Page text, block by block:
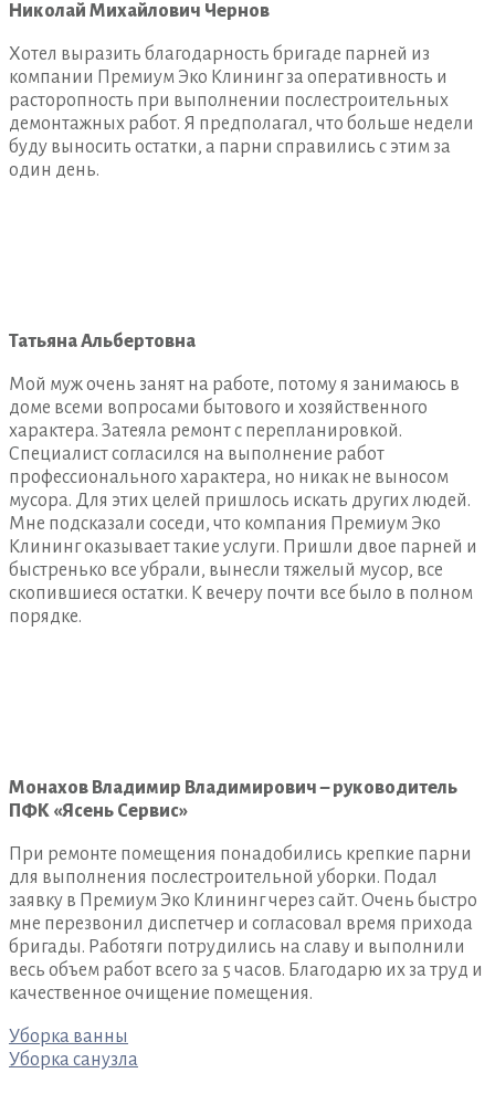
Николай Михайлович Чернов
Хотел выразить благодарность бригаде парней из
компании Премиум Эко Клининг за оперативность и
расторопность при выполнении послестроительных
демонтажных работ. Я предполагал, что больше недели
буду выносить остатки, а парни справились с этим за
один день.
Татьяна Альбертовна
Мой муж очень занят на работе, потому я занимаюсь в
доме всеми вопросами бытового и хозяйственного
характера. Затеяла ремонт с перепланировкой.
Специалист согласился на выполнение работ
профессионального характера, но никак не выносом
мусора. Для этих целей пришлось искать других людей.
Мне подсказали соседи, что компания Премиум Эко
Клининг оказывает такие услуги. Пришли двое парней и
быстренько все убрали, вынесли тяжелый мусор, все
скопившиеся остатки. К вечеру почти все было в полном
порядке.
Монахов Владимир Владимирович – руководитель
ПФК «Ясень Сервис»
При ремонте помещения понадобились крепкие парни
для выполнения послестроительной уборки. Подал
заявку в Премиум Эко Клининг через сайт. Очень быстро
мне перезвонил диспетчер и согласовал время прихода
бригады. Работяги потрудились на славу и выполнили
весь объем работ всего за 5 часов. Благодарю их за труд и
качественное очищение помещения.
Навигация
по
Уборка ванны
Уборка санузла